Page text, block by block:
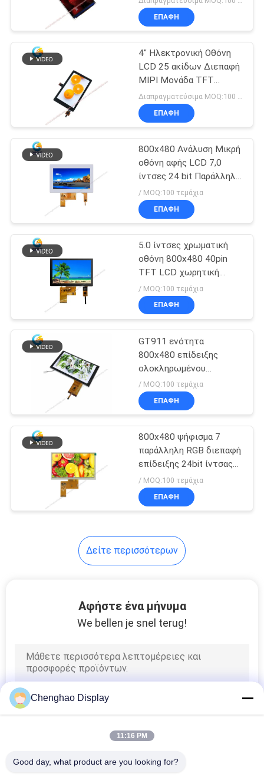
ΕΠΑΦΉ
4" Ηλεκτρονική Οθόνη
LCD 25 ακίδων Διεπαφή
MIPI Μονάδα TFT
800x480 Χρωματιστή
ΕΠΑΦΉ
800x480 Ανάλυση Μικρή
οθόνη αφής LCD 7,0
ίντσες 24 bit Παράλληλη
διεπαφή RGB
/ MOQ:100 τεμάχια
ΕΠΑΦΉ
5.0 ίντσες χρωματική
οθόνη 800x480 40pin
TFT LCD χωρητική
οθόνη αφής
/ MOQ:100 τεμάχια
ΕΠΑΦΉ
GT911 ενότητα
800x480 επίδειξης
ολοκληρωμένου
κυκλώματος LCD
χωρητική οθόνη αφής
6,2 ίντσας
/ MOQ:100 τεμάχια
ΕΠΑΦΉ
800x480 ψήφισμα 7
παράλληλη RGB διεπαφή
επίδειξης 24bit ίντσας
TFT LCD
/ MOQ:100 τεμάχια
ΕΠΑΦΉ
Δείτε περισσότερων
Αφήστε ένα μήνυμα
We bellen je snel terug!
Chenghao Display
11:16 PM
Good day, what product are you looking for?